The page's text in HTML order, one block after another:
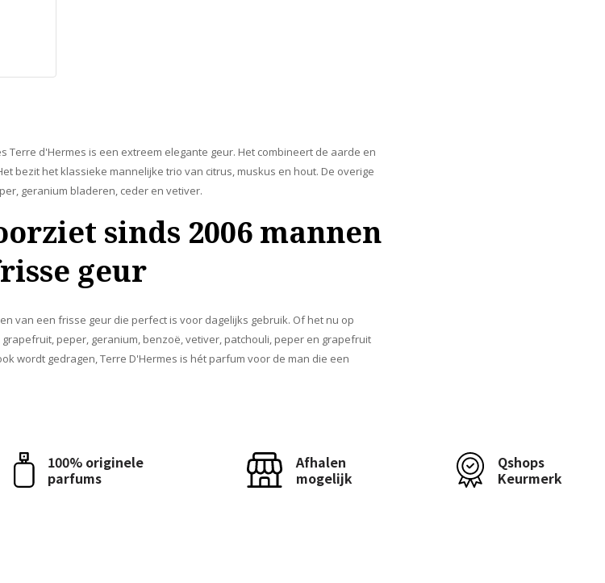
Terre d'Hermes is een extreem elegante geur. Het combineert de aarde en
bezit het klassieke mannelijke trio van citrus, muskus en hout. De overige
geranium bladeren, ceder en vetiver.
sinds 2006 mannen
geur
van een frisse geur die perfect is voor dagelijks gebruik. Of het nu op
peper, geranium, benzoë, vetiver, patchouli, peper en grapefruit
wordt gedragen, Terre D'Hermes is hét parfum voor de man die een
100% originele
parfums
Afhalen
mogelijk
Qshops
Keurmerk